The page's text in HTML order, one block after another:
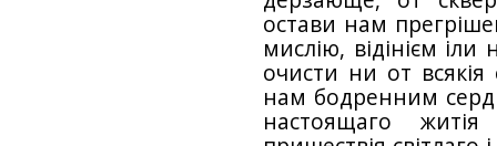
остави нам
мислію, відінієм іли
очисти ни от
нам бодренним
настоящаго